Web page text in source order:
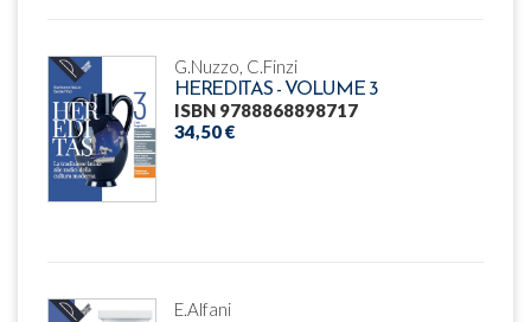
G.Nuzzo, C.Finzi
HEREDITAS - VOLUME 3
ISBN 9788868898717
34,50 €
E.Alfani